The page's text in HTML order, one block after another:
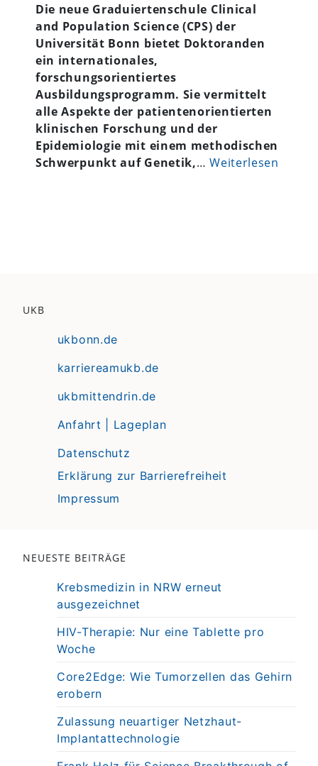
Die neue Graduiertenschule Clinical
and Population Science (CPS) der
Universität Bonn bietet Doktoranden
ein internationales,
forschungsorientiertes
Ausbildungsprogramm. Sie vermittelt
alle Aspekte der patientenorientierten
klinischen Forschung und der
Epidemiologie mit einem methodischen
Schwerpunkt auf Genetik,…Weiterlesen
UKB
ukbonn.de
karriereamukb.de
ukbmittendrin.de
Anfahrt | Lageplan
Datenschutz
Erklärung zur Barrierefreiheit
Impressum
NEUESTE BEITRÄGE
Krebsmedizin in NRW erneut
ausgezeichnet
HIV-Therapie: Nur eine Tablette pro
Woche
Core2Edge: Wie Tumorzellen das Gehirn
erobern
Zulassung neuartiger Netzhaut-
Implantattechnologie